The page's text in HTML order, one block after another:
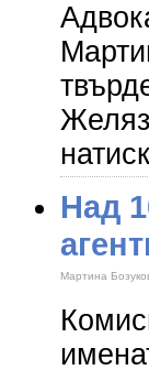
Над
Мартина